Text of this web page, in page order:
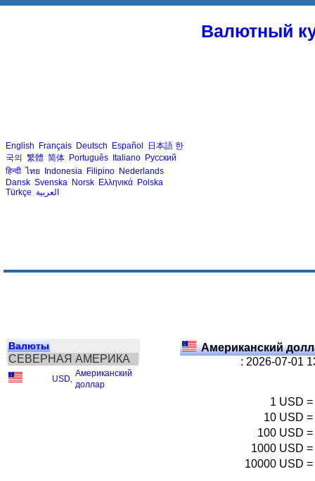
Валютный
English Français Deutsch Español 日本語 한
국의 繁體 简体 Português Italiano Русский
हिन्दी ไทย Indonesia Filipino Nederlands
Dansk Svenska Norsk Ελληνικά Polska
Türkçe العربية
Валюты
СЕВЕРНАЯ АМЕРИКА
USD
Американский
доллар
Американский
: 2026-07-01
1 USD =
10 USD =
100 USD =
1000 USD =
10000 USD =